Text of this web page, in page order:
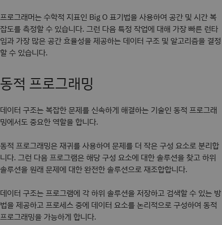
프로그래머는 수학적 지표인 Big O 표기법을 사용하여 공간 및 시간 복
잡도를 측정할 수 있습니다. 그런 다음 특정 작업에 대해 가장 빠른 런타
임과 가장 많은 공간 효율성을 제공하는 데이터 구조 및 알고리즘을 결정
할 수 있습니다.
동적 프로그래밍
데이터 구조는 복잡한 문제를 신속하게 해결하는 기술인 동적 프로그래
밍에서도 중요한 역할을 합니다.
동적 프로그래밍은 재귀를 사용하여 문제를 더 작은 구성 요소로 분리합
니다. 그런 다음 프로그램은 해당 구성 요소에 대한 솔루션을 찾고 하위
솔루션을 원래 문제에 대한 완전한 솔루션으로 재조합합니다.
데이터 구조는 프로그램에 각 하위 솔루션을 저장하고 검색할 수 있는 방
법을 제공하고 프로세스 중에 데이터 요소를 논리적으로 구성하여 동적
프로그래밍을 가능하게 합니다.